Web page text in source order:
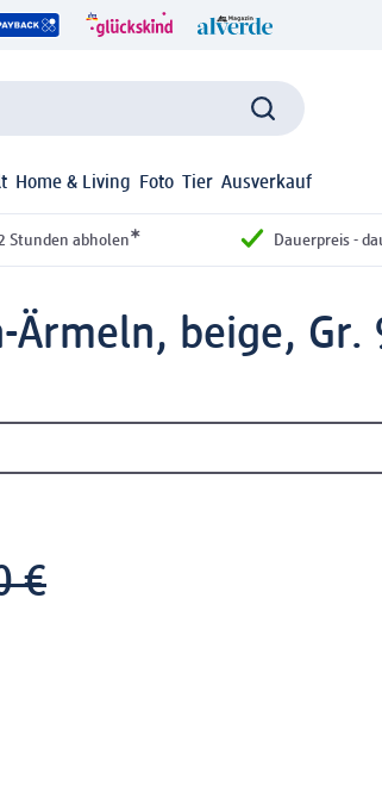
Home & Living Foto Tier Ausverkauf
Stunden abholen* Dauerpreis -
beige, Gr.
€